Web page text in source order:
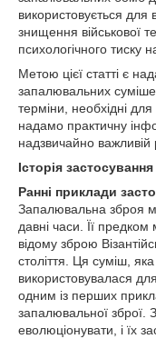
використовується для
знищення військової
психологічного тиску
Метою цієї статті є
запалювальних
терміни, необхідні
надамо практичну
надзвичайно важливій
Історія
Ранні приклади
Запалювальна зброя
давні часи. Її
відому зброю
століття. Ця суміш, яка
використовувалася
одним із перших
запалювальної зброї.
еволюціонувати, і їх